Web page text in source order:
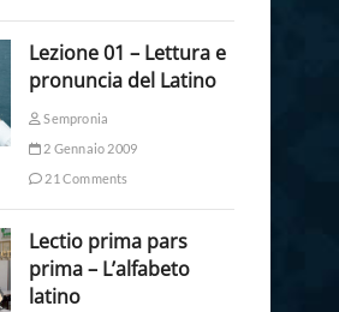
Lezione 01 – Lettura e
pronuncia del Latino
Sempronia
2 Gennaio 2009
21 Comments
Lectio prima pars
prima – L’alfabeto
latino